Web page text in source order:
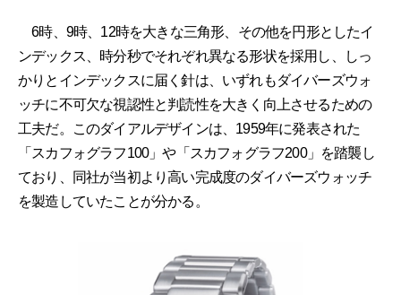
6時、9時、12時を大きな三角形、その他を円形としたイ
ンデックス、時分秒でそれぞれ異なる形状を採用し、しっ
かりとインデックスに届く針は、いずれもダイバーズウォ
ッチに不可欠な視認性と判読性を大きく向上させるための
工夫だ。このダイアルデザインは、1959年に発表された
「スカフォグラフ100」や「スカフォグラフ200」を踏襲し
ており、同社が当初より高い完成度のダイバーズウォッチ
を製造していたことが分かる。